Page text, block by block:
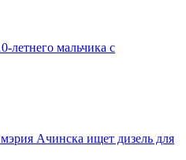
летнего мальчика с
Ачинска ищет дизель для